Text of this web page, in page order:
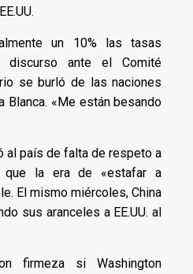
un 10% las tasas
discurso ante el Comité
se burló de las naciones
Blanca. «Me están besando
al país de falta de respeto a
que la era de «estafar a
El mismo miércoles, China
sus aranceles a EE.UU. al
firmeza si Washington